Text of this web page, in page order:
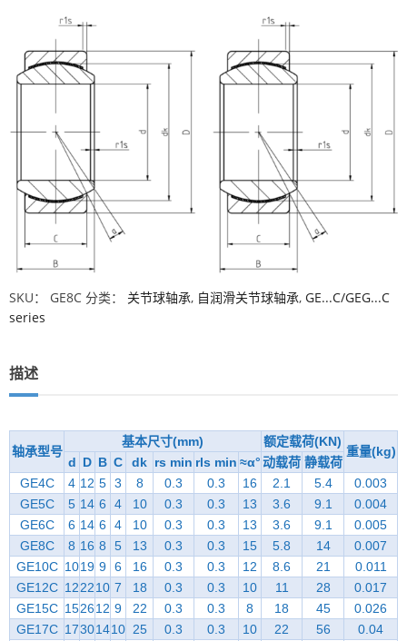
SKU： GE8C 分类： 关节球轴承, 自润滑关节球轴承, GE...C/GEG...C
series
描述
轴承型号
基本尺寸(mm) 额定载荷(KN)
重量(kg)
d D B C dk rs min rls min ≈α°动载荷 静载荷
GE4C
4 12 5 3 8 0.3 0.3 16 2.1 5.4
0.003
GE5C
5 14 6 4 10 0.3 0.3 13 3.6 9.1
0.004
GE6C
6 14 6 4 10 0.3 0.3 13 3.6 9.1
0.005
GE8C
8 16 8 5 13 0.3 0.3 15 5.8 14
0.007
GE10C 1019 9 6 16 0.3 0.3 12 8.6 21
0.011
GE12C 122210 7 18 0.3 0.3 10 11 28
0.017
GE15C 152612 9 22 0.3 0.3 8 18 45
0.026
GE17C 17301410 25 0.3 0.3 10 22 56
0.04